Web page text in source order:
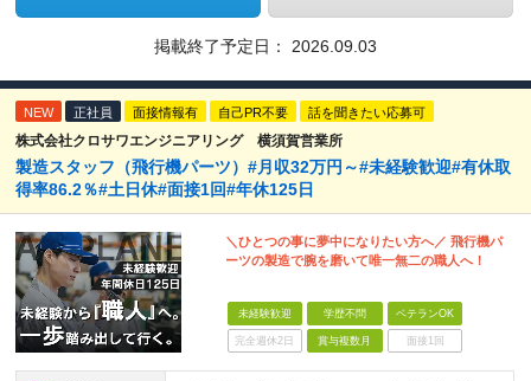
掲載終了予定日： 2026.09.03
NEW 正社員 面接情報有 自己PR不要 話を聞きたい応募可
株式会社クロサワエンジニアリング 横須賀営業所
製造スタッフ（飛行機パーツ）#月収32万円～#未経験歓迎#有休取
得率86.2％#土日休#面接1回#年休125日
＼ひとつの事に夢中になりたい方へ／ 飛行機パ
ーツの製造で腕を磨いて唯一無二の職人へ！
未経験歓迎 学歴不問 ベテランOK
完全週休2日 賞与複数月 面接1回